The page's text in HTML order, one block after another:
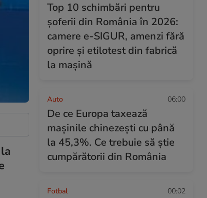
Top 10 schimbări pentru
șoferii din România în 2026:
camere e-SIGUR, amenzi fără
oprire și etilotest din fabrică
la mașină
Auto 06:00
De ce Europa taxează
mașinile chinezești cu până
la 45,3%. Ce trebuie să știe
cumpărătorii din România
Fotbal 00:02